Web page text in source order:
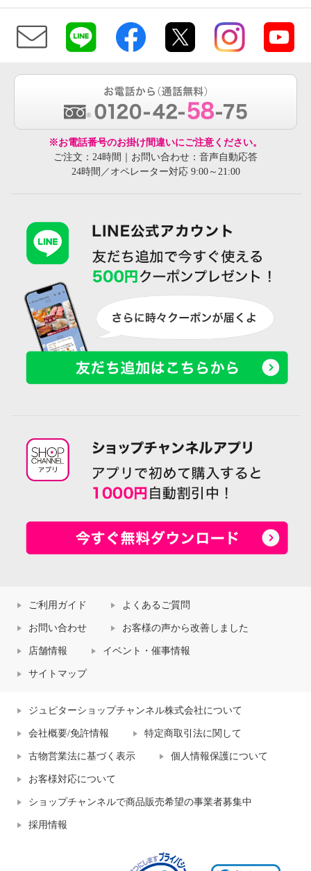
※お電話番号のお掛け間違いにご注意ください。
ご注文：24時間｜お問い合わせ：音声自動応答
24時間／オペレーター対応 9:00～21:00
ご利用ガイド よくあるご質問
お問い合わせ お客様の声から改善しました
店舗情報 イベント・催事情報
サイトマップ
ジュピターショップチャンネル株式会社について
会社概要/免許情報 特定商取引法に関して
古物営業法に基づく表示 個人情報保護について
お客様対応について
ショップチャンネルで商品販売希望の事業者募集中
採用情報